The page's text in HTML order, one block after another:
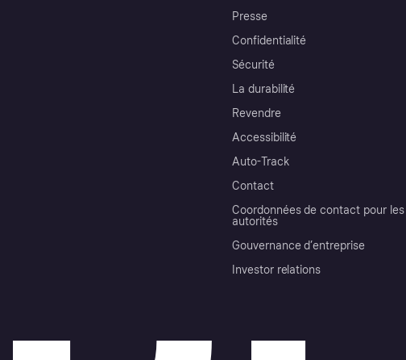
Presse
Confidentialité
Sécurité
La durabilité
Revendre
Accessibilité
Auto-Track
Contact
Coordonnées de contact pour les
autorités
Gouvernance d’entreprise
Investor relations